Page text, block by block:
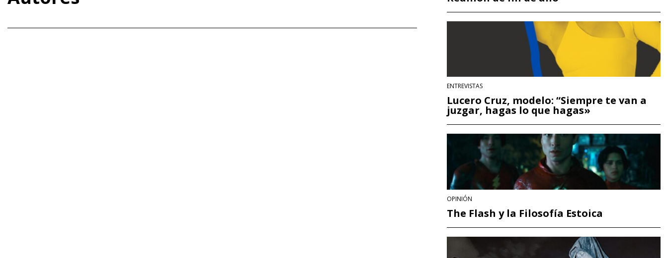
ENTREVISTAS
Lucero Cruz, modelo: “Siempre te van a
juzgar, hagas lo que hagas»
OPINIÓN
The Flash y la Filosofía Estoica